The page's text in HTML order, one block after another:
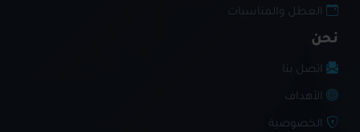
العطل والمناسبات
نحن
اتصل بنا
الأهداف
الخصوصية